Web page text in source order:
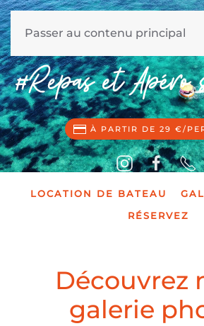
Passer au contenu principal
À PARTIR DE 29 €/
LOCATION DE BATEAU
RÉSERVEZ
Découvrez
galerie